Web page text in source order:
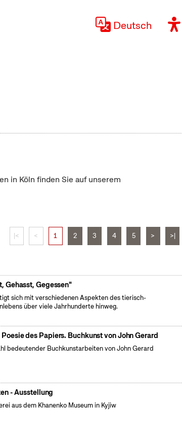
Deutsch
in Köln finden Sie auf unserem
|< < 1 2 3 4 5 > >|
Gehasst, Gegessen"
sich mit verschiedenen Aspekten des tierisch-
über viele Jahrhunderte hinweg.
des Papiers. Buchkunst von John Gerard
bedeutender Buchkunstarbeiten von John Gerard
- Ausstellung
aus dem Khanenko Museum in Kyjiw